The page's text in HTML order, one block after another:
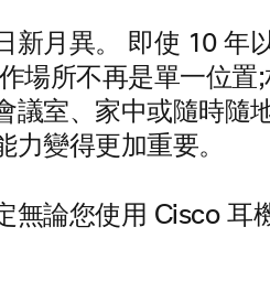
新月異。 即使 10 年
場所不再是單一位置
議室、家中或隨時隨
變得更加重要。
無論您使用 Cisco 耳